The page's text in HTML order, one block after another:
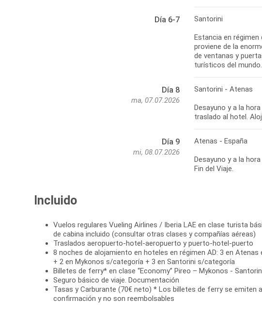
Día 6-7 Santorini
Estancia en
proviene de la
de ventanas y
turísticos del mundo.
Día 8
ma, 07.07.2026
Santorini - Atenas
Desayuno y a la
Día 9
mi, 08.07.2026
Atenas - España
Desayuno y a la
Fin del Viaje.
Incluido
Vuelos regulares Vueling Airlines / Iberia LAE en clase turista
de cabina incluido (consultar otras clases y compañías aéreas)
Traslados aeropuerto-hotel-aeropuerto y puerto-hotel-puerto
8 noches de alojamiento en hoteles en régimen AD: 3 en Atenas
+ 2 en Mykonos s/categoría + 3 en Santorini s/categoría
Billetes de ferry* en clase “Economy” Pireo – Mykonos -
Seguro básico de viaje. Documentación
Tasas y Carburante (70€ neto) * Los billetes de ferry se emiten
confirmación y no son reembolsables